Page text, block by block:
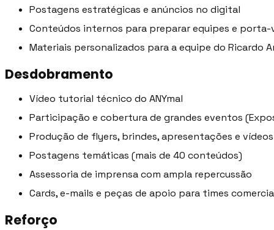
Postagens estratégicas e anúncios no digital
Conteúdos internos para preparar equipes e porta-
Materiais personalizados para a equipe do Ricardo
Desdobramento
Vídeo tutorial técnico do ANYmal
Participação e cobertura de grandes eventos
Produção de flyers, brindes, apresentações e vídeos
Postagens temáticas (mais de 40 conteúdos)
Assessoria de imprensa com ampla repercussão
Cards, e-mails e peças de apoio para times
Reforço